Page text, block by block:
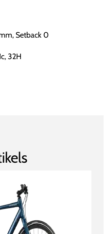
Setback 0
32H